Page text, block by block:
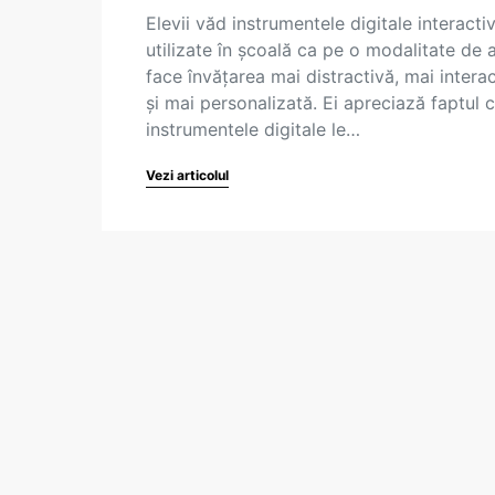
Elevii văd instrumentele digitale
utilizate în școală ca pe o modalitate de a
face învățarea mai distractivă, mai
și mai personalizată. Ei apreciază faptul
instrumentele digitale le…
Vezi articolul